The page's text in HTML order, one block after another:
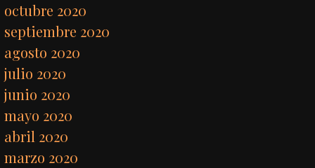
octubre 2020
septiembre 2020
agosto 2020
julio 2020
junio 2020
mayo 2020
abril 2020
marzo 2020